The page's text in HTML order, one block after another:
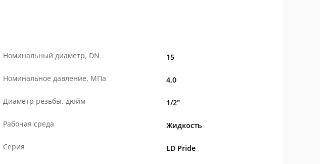
Номинальный диаметр, DN 15
Номинальное давление, МПа 4,0
Диаметр резьбы, дюйм 1/2"
Рабочая среда Жидкость
Серия LD Pride